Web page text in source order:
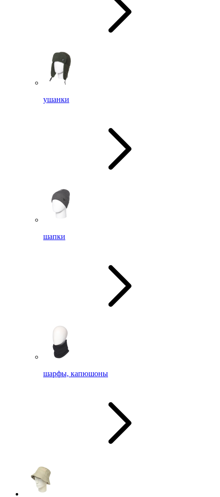
ушанки
шапки
шарфы, капюшоны